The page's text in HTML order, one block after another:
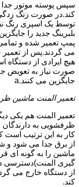
سپس پوسته موتور جدا
کند.در صورت زنگ
توسط یک اسپری رنگ
بلبرینگ جدید را
پمپ تعمیر شده و
می گردند.پس از
هیچ ایرادی از دستگاه
صورت نیاز به تعویض
جایگزین می کنند.a
تعمیر المنت ماشین
تعمیر المنت هم یکی
ظرفشویی به دارندگان
کار به این ترتیب است
از برق جدا می شود و
ماشین را به گونه ای
گیری المنت)دسترسی
از دستگاه خارج می
کند.